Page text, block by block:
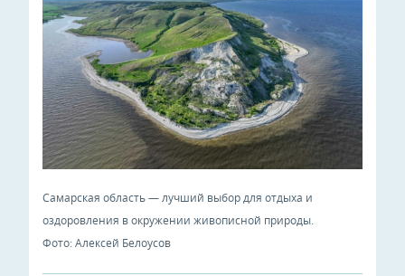
Самарская область — лучший выбор для отдыха и
оздоровления в окружении живописной природы.
Фото: Алексей Белоусов